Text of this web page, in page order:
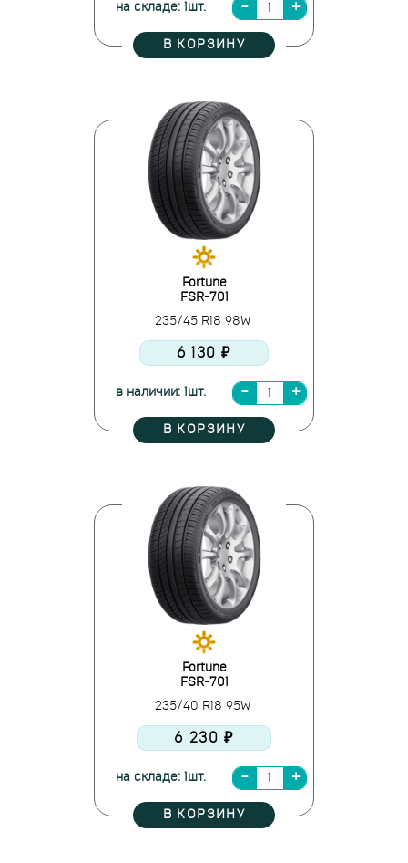
на складе: 1шт.
В КОРЗИНУ
Fortune
FSR-701
235/45 R18 98W
6 130 ₽
в наличии: 1шт.
В КОРЗИНУ
Fortune
FSR-701
235/40 R18 95W
6 230 ₽
на складе: 1шт.
В КОРЗИНУ